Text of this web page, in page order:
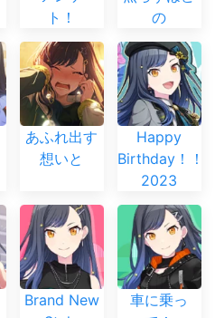
ト！
の
あふれ出す
想いと
Happy
Birthday！！
2023
Brand New
車に乗っ